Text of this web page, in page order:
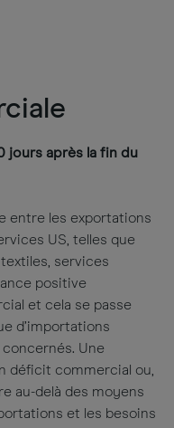
jours après la fin du
entre les exportations
US, telles que
services
positive
et cela se passe
d’importations
Une
déficit commercial ou,
au-delà des moyens
et les besoins